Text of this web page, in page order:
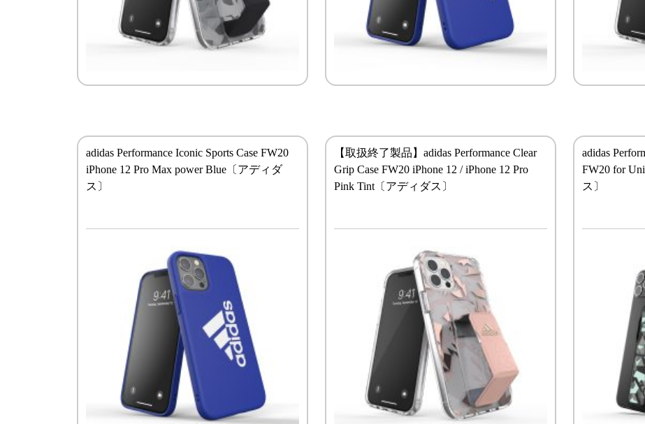
adidas Performance Iconic Sports Case FW20
iPhone 12 Pro Max power Blue〔アディダ
ス〕
【取扱終了製品】adidas Performance Clear
Grip Case FW20 iPhone 12 / iPhone 12 Pro
Pink Tint〔アディダス〕
adidas
FW20 for
ス〕